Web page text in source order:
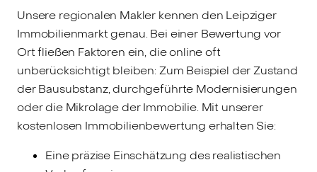
Unsere regionalen Makler kennen den Leipziger
Immobilienmarkt genau. Bei einer Bewertung vor
Ort fließen Faktoren ein, die online oft
unberücksichtigt bleiben: Zum Beispiel der Zustand
der Bausubstanz, durchgeführte Modernisierungen
oder die Mikrolage der Immobilie. Mit unserer
kostenlosen Immobilienbewertung erhalten Sie:
Eine präzise Einschätzung des realistischen